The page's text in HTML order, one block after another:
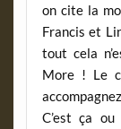
on cite la
Francis et
tout cela
More ! Le
C’est ça